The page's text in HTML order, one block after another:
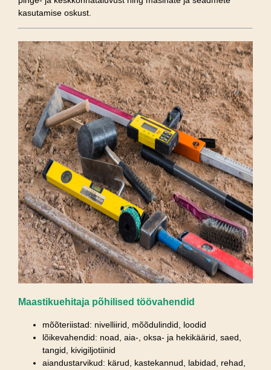
kasutamise oskust.
Maastikuehitaja põhilised töövahendid
mõõteriistad: nivelliirid, mõõdulindid, loodid
lõikevahendid: noad, aia-, oksa- ja hekikäärid, saed,
tangid, kivigiljotiinid
aiandustarvikud: kärud, kastekannud, labidad, rehad,